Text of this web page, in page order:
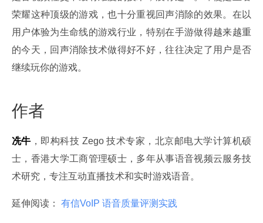
荣耀这种顶级的游戏，也十分重视回声消除的效果。在以
用户体验为生命线的游戏行业，特别在手游做得越来越重
的今天，回声消除技术做得好不好，往往决定了用户是否
继续玩你的游戏。
作者
冼牛 ，即构科技 Zego 技术专家，北京邮电大学计算机硕
士，香港大学工商管理硕士，多年从事语音视频云服务技
术研究，专注互动直播技术和实时游戏语音。
延伸阅读： 有信VoIP 语音质量评测实践